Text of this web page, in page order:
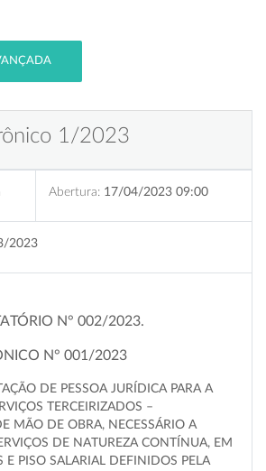
1/2023
Abertura: 17/04/2023 09:00
2023
N° 002/2023.
N° 001/2023
DE PESSOA JURÍDICA PARA A
TERCEIRIZADOS –
MÃO DE OBRA, NECESSÁRIO A
DE NATUREZA CONTÍNUA, EM
E PISO SALARIAL DEFINIDOS PELA